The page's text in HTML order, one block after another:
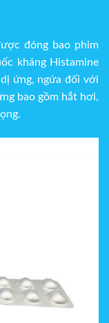
đóng bao phim
kháng Histamine
ứng, ngứa đối với
bao gồm hắt hơi,